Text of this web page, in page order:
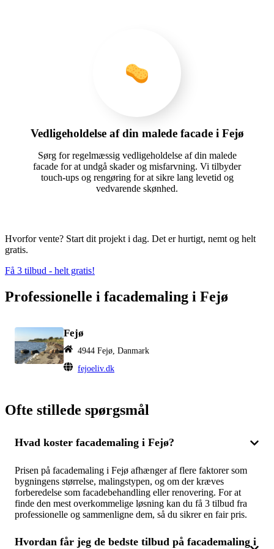
Vedligeholdelse af din malede facade i Fejø
Sørg for regelmæssig vedligeholdelse af din malede
facade for at undgå skader og misfarvning. Vi tilbyder
touch-ups og rengøring for at sikre lang levetid og
vedvarende skønhed.
Hvorfor vente? Start dit projekt i dag. Det er hurtigt, nemt og helt
gratis.
Få 3 tilbud - helt gratis!
Professionelle i facademaling i Fejø
Fejø
4944 Fejø, Danmark
fejoeliv.dk
Ofte stillede spørgsmål
Hvad koster facademaling i Fejø?
Prisen på facademaling i Fejø afhænger af flere faktorer som
bygningens størrelse, malingstypen, og om der kræves
forberedelse som facadebehandling eller renovering. For at
finde den mest overkommelige løsning kan du få 3 tilbud fra
professionelle og sammenligne dem, så du sikrer en fair pris.
Hvordan får jeg de bedste tilbud på facademaling i